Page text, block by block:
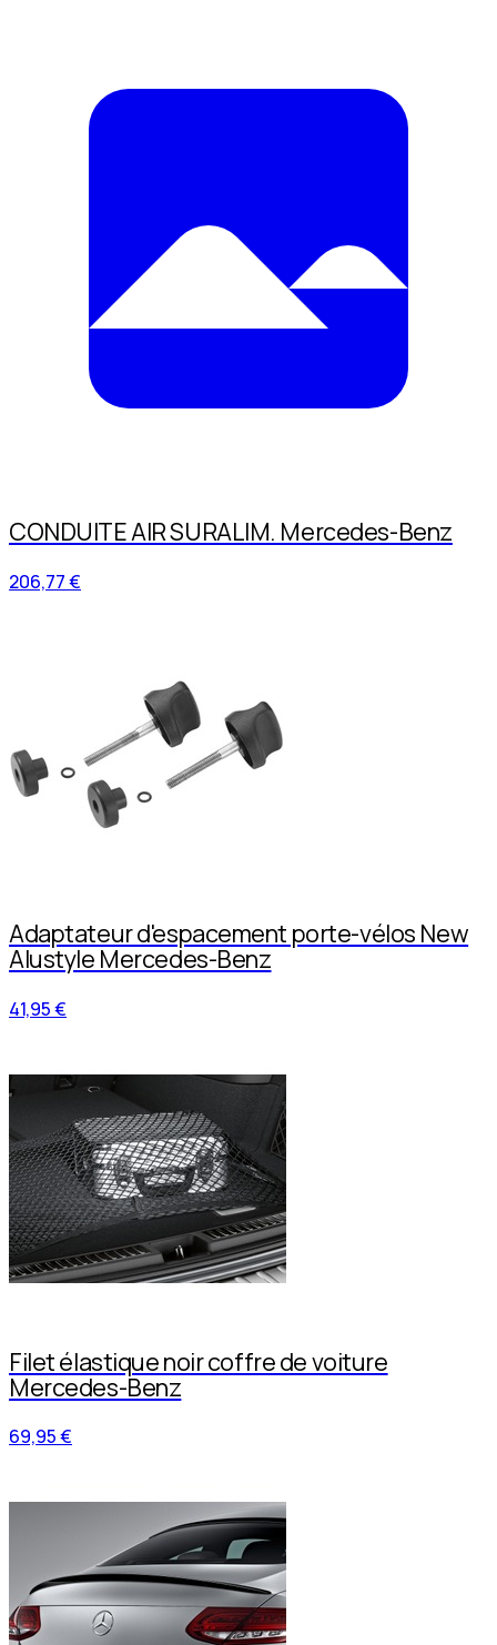
CONDUITE AIR SURALIM. Mercedes-Benz
206,77 €
Adaptateur d'espacement porte-vélos New
Alustyle Mercedes-Benz
41,95 €
Filet élastique noir coffre de voiture
Mercedes-Benz
69,95 €